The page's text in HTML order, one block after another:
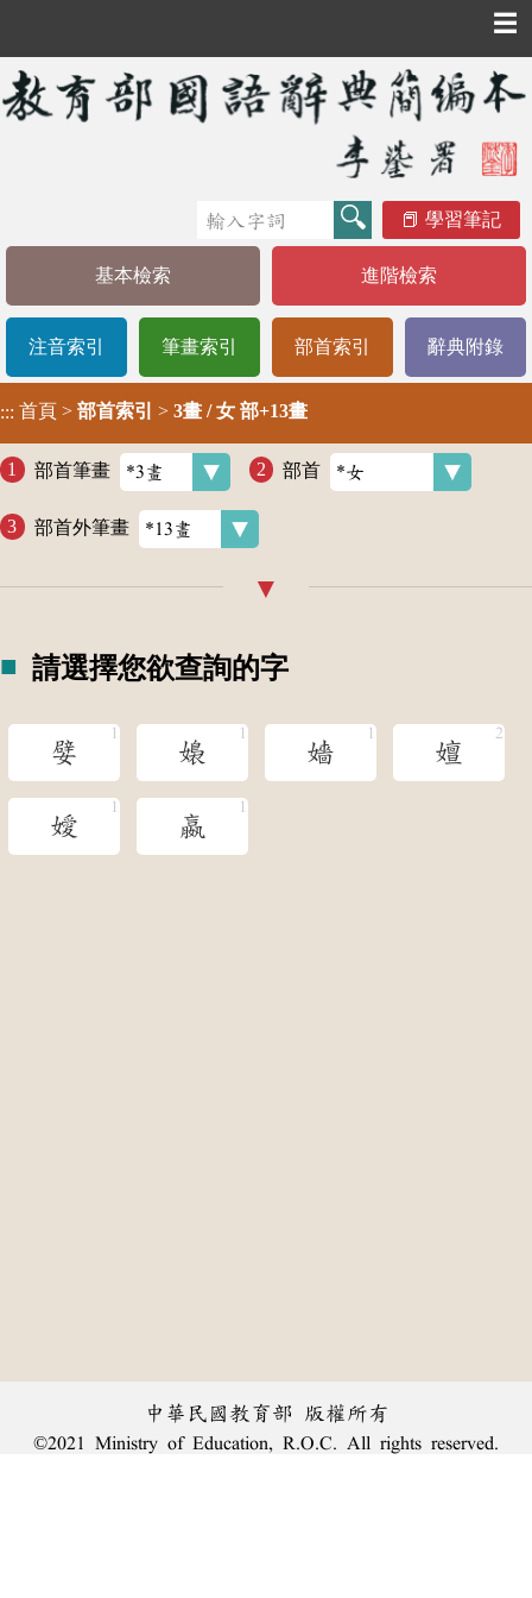
☰
學習筆記
基本檢索 進階檢索
注音索引 筆畫索引 部首索引 辭典附錄
::: 首頁 > 部首索引 > 3畫 / 女 部+13畫
部首筆畫 部首
部首外筆畫
請選擇您欲查詢的字
嬖 嬝 嬙 嬗
嬡 嬴
中華民國教育部 版權所有
©2021 Ministry of Education, R.O.C. All rights reserved.